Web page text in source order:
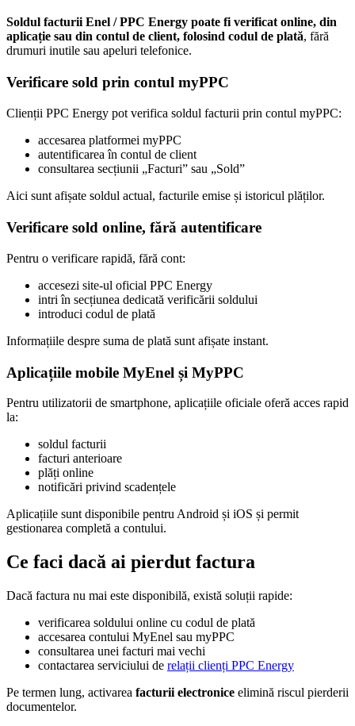
Soldul facturii Enel / PPC Energy poate fi verificat online, din
aplicație sau din contul de client, folosind codul de plată, fără
drumuri inutile sau apeluri telefonice.
Verificare sold prin contul myPPC
Clienții PPC Energy pot verifica soldul facturii prin contul myPPC:
accesarea platformei myPPC
autentificarea în contul de client
consultarea secțiunii „Facturi” sau „Sold”
Aici sunt afișate soldul actual, facturile emise și istoricul plăților.
Verificare sold online, fără autentificare
Pentru o verificare rapidă, fără cont:
accesezi site-ul oficial PPC Energy
intri în secțiunea dedicată verificării soldului
introduci codul de plată
Informațiile despre suma de plată sunt afișate instant.
Aplicațiile mobile MyEnel și MyPPC
Pentru utilizatorii de smartphone, aplicațiile oficiale oferă acces rapid
la:
soldul facturii
facturi anterioare
plăți online
notificări privind scadențele
Aplicațiile sunt disponibile pentru Android și iOS și permit
gestionarea completă a contului.
Ce faci dacă ai pierdut factura
Dacă factura nu mai este disponibilă, există soluții rapide:
verificarea soldului online cu codul de plată
accesarea contului MyEnel sau myPPC
consultarea unei facturi mai vechi
contactarea serviciului de relații clienți PPC Energy
Pe termen lung, activarea facturii electronice elimină riscul pierderii
documentelor.